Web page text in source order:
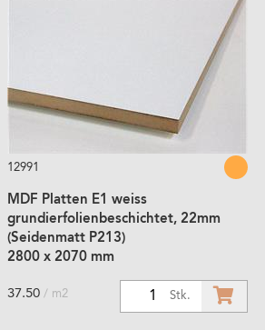
12991
MDF Platten E1 weiss
grundierfolienbeschichtet, 22mm
(Seidenmatt P213)
2800 x 2070 mm
Stk.
37.50 / m2